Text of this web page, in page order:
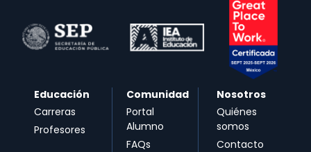
Educación
Carreras
Profesores
Comunidad
Portal
Alumno
FAQs
Nosotros
Quiénes
somos
Contacto